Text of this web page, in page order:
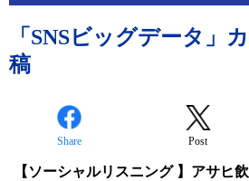
「SNSビッグデータ」
稿
Share Post
【ソーシャルリスニング 】アサヒ